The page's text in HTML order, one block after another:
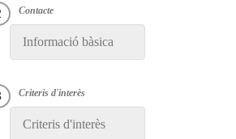
Informació bàsica
Criteris d'interès